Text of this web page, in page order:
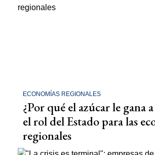
ECONOMÍAS REGIONALES
¿Por qué el azúcar le gana
el rol del Estado para las
regionales